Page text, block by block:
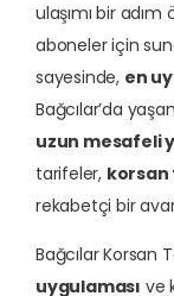
ulaşımı bir
aboneler için
sayesinde, en
Bağcılar’da
uzun mesafeli
tarifeler, korsan
rekabetçi bir
Bağcılar Korsan
uygulaması ve